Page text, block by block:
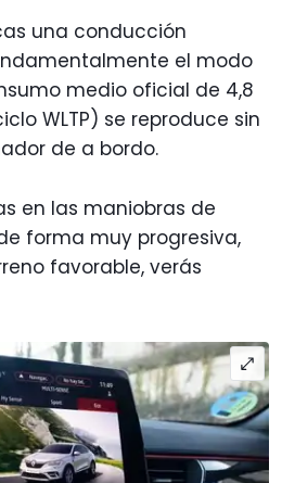
una conducción
el modo
medio oficial de 4,8
WLTP) se reproduce sin
de a bordo.
en las maniobras de
forma muy progresiva,
favorable, verás